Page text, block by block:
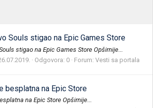
Souls stigao na Epic Games Store
stigao na Epic Games Store Opširnije...
Odgovora: 0 Forum: Vesti sa portala
besplatna na Epic Store
na Epic Store Opširnije...